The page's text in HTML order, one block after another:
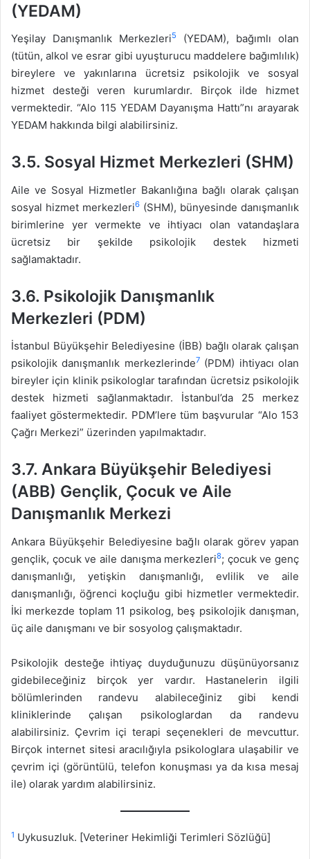
(YEDAM)
Yeşilay Danışmanlık Merkezleri5
(YEDAM), bağımlı olan
(tütün, alkol ve esrar gibi uyuşturucu maddelere bağımlılık)
bireylere ve yakınlarına ücretsiz psikolojik ve sosyal
hizmet desteği veren kurumlardır. Birçok ilde hizmet
vermektedir. “Alo 115 YEDAM Dayanışma Hattı”nı arayarak
YEDAM hakkında bilgi alabilirsiniz.
3.5. Sosyal Hizmet Merkezleri (SHM)
Aile ve Sosyal Hizmetler Bakanlığına bağlı olarak çalışan
sosyal hizmet merkezleri6 (SHM), bünyesinde danışmanlık
birimlerine yer vermekte ve ihtiyacı olan vatandaşlara
ücretsiz bir şekilde psikolojik destek hizmeti
sağlamaktadır.
3.6. Psikolojik Danışmanlık
Merkezleri (PDM)
İstanbul Büyükşehir Belediyesine (İBB) bağlı olarak çalışan
psikolojik danışmanlık merkezlerinde7(PDM) ihtiyacı olan
bireyler için klinik psikologlar tarafından ücretsiz psikolojik
destek hizmeti sağlanmaktadır. İstanbul’da 25 merkez
faaliyet göstermektedir. PDM’lere tüm başvurular “Alo 153
Çağrı Merkezi” üzerinden yapılmaktadır.
3.7. Ankara Büyükşehir Belediyesi
(ABB) Gençlik, Çocuk ve Aile
Danışmanlık Merkezi
Ankara Büyükşehir Belediyesine bağlı olarak görev yapan
gençlik, çocuk ve aile danışma merkezleri8; çocuk ve genç
danışmanlığı, yetişkin danışmanlığı, evlilik ve aile
danışmanlığı, öğrenci koçluğu gibi hizmetler vermektedir.
İki merkezde toplam 11 psikolog, beş psikolojik danışman,
üç aile danışmanı ve bir sosyolog çalışmaktadır.
Psikolojik desteğe ihtiyaç duyduğunuzu düşünüyorsanız
gidebileceğiniz birçok yer vardır. Hastanelerin ilgili
bölümlerinden randevu alabileceğiniz gibi kendi
kliniklerinde çalışan psikologlardan da randevu
alabilirsiniz. Çevrim içi terapi seçenekleri de mevcuttur.
Birçok internet sitesi aracılığıyla psikologlara ulaşabilir ve
çevrim içi (görüntülü, telefon konuşması ya da kısa mesaj
ile) olarak yardım alabilirsiniz.
1 Uykusuzluk. [Veteriner Hekimliği Terimleri Sözlüğü]